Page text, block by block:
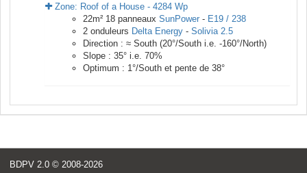
Zone: Roof of a House - 4284 Wp
22m² 18 panneaux SunPower - E19 / 238
2 onduleurs Delta Energy - Solivia 2.5
Direction : ≈ South (20°/South i.e. -160°/North)
Slope : 35° i.e. 70%
Optimum : 1°/South et pente de 38°
BDPV 2.0 © 2008-2026